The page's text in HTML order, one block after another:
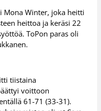
Mona Winter, joka heitti
heittoa ja keräsi 22
ToPon paras oli
tiistaina
voittoon
61-71 (33-31).